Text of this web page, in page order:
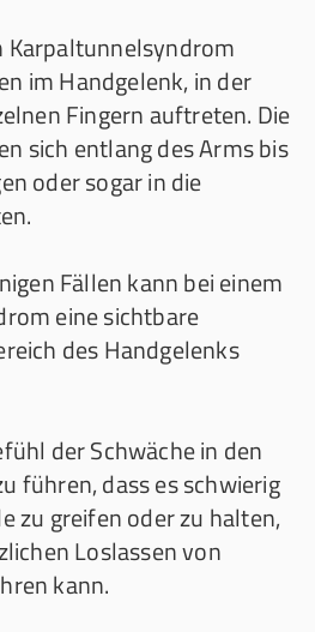
Karpaltunnelsyndrom
im Handgelenk, in der
Fingern auftreten. Die
sich entlang des Arms bis
oder sogar in die
Fällen kann bei einem
eine sichtbare
des Handgelenks
der Schwäche in den
führen, dass es schwierig
zu greifen oder zu halten,
Loslassen von
kann.